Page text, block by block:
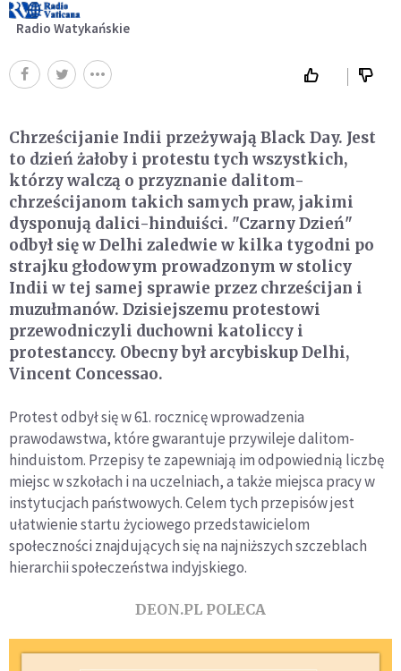
Radio Watykańskie
Chrześcijanie Indii przeżywają Black Day. Jest
to dzień żałoby i protestu tych wszystkich,
którzy walczą o przyznanie dalitom-
chrześcijanom takich samych praw, jakimi
dysponują dalici-hinduiści. "Czarny Dzień"
odbył się w Delhi zaledwie w kilka tygodni po
strajku głodowym prowadzonym w stolicy
Indii w tej samej sprawie przez chrześcijan i
muzułmanów. Dzisiejszemu protestowi
przewodniczyli duchowni katoliccy i
protestanccy. Obecny był arcybiskup Delhi,
Vincent Concessao.
Protest odbył się w 61. rocznicę wprowadzenia
prawodawstwa, które gwarantuje przywileje dalitom-
hinduistom. Przepisy te zapewniają im odpowiednią liczbę
miejsc w szkołach i na uczelniach, a także miejsca pracy w
instytucjach państwowych. Celem tych przepisów jest
ułatwienie startu życiowego przedstawicielom
społeczności znajdujących się na najniższych szczeblach
hierarchii społeczeństwa indyjskiego.
DEON.PL POLECA